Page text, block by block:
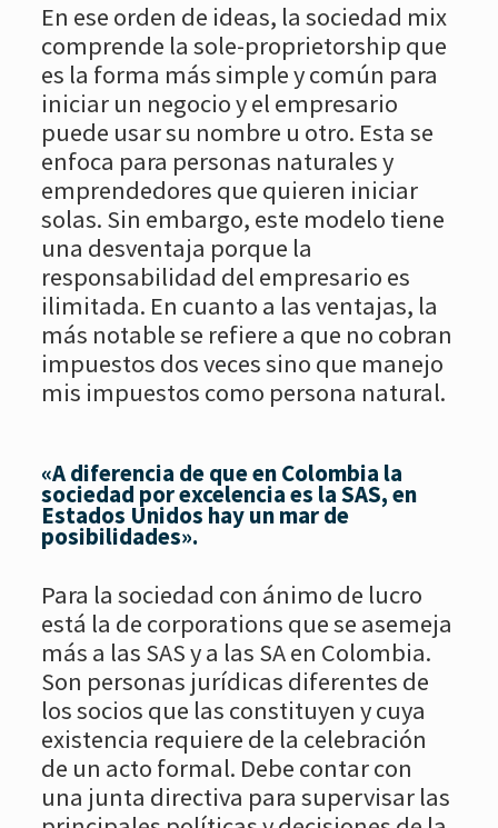
En ese orden de ideas, la sociedad mix
comprende la sole-proprietorship que
es la forma más simple y común para
iniciar un negocio y el empresario
puede usar su nombre u otro. Esta se
enfoca para personas naturales y
emprendedores que quieren iniciar
solas. Sin embargo, este modelo tiene
una desventaja porque la
responsabilidad del empresario es
ilimitada. En cuanto a las ventajas, la
más notable se refiere a que no cobran
impuestos dos veces sino que manejo
mis impuestos como persona natural.
«A diferencia de que en Colombia la
sociedad por excelencia es la SAS, en
Estados Unidos hay un mar de
posibilidades».
Para la sociedad con ánimo de lucro
está la de corporations que se asemeja
más a las SAS y a las SA en Colombia.
Son personas jurídicas diferentes de
los socios que las constituyen y cuya
existencia requiere de la celebración
de un acto formal. Debe contar con
una junta directiva para supervisar las